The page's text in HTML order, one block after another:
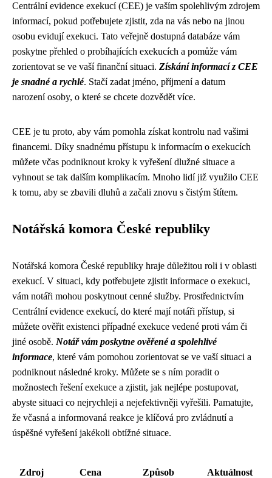
Centrální evidence exekucí (CEE) je vaším spolehlivým zdrojem
informací, pokud potřebujete zjistit, zda na vás nebo na jinou
osobu evidují exekuci. Tato veřejně dostupná databáze vám
poskytne přehled o probíhajících exekucích a pomůže vám
zorientovat se ve vaší finanční situaci. Získání informací z CEE
je snadné a rychlé. Stačí zadat jméno, příjmení a datum
narození osoby, o které se chcete dozvědět více.
CEE je tu proto, aby vám pomohla získat kontrolu nad vašimi
financemi. Díky snadnému přístupu k informacím o exekucích
můžete včas podniknout kroky k vyřešení dlužné situace a
vyhnout se tak dalším komplikacím. Mnoho lidí již využilo CEE
k tomu, aby se zbavili dluhů a začali znovu s čistým štítem.
Notářská komora České republiky
Notářská komora České republiky hraje důležitou roli i v oblasti
exekucí. V situaci, kdy potřebujete zjistit informace o exekuci,
vám notáři mohou poskytnout cenné služby. Prostřednictvím
Centrální evidence exekucí, do které mají notáři přístup, si
můžete ověřit existenci případné exekuce vedené proti vám či
jiné osobě. Notář vám poskytne ověřené a spolehlivé
informace, které vám pomohou zorientovat se ve vaší situaci a
podniknout následné kroky. Můžete se s ním poradit o
možnostech řešení exekuce a zjistit, jak nejlépe postupovat,
abyste situaci co nejrychleji a nejefektivněji vyřešili. Pamatujte,
že včasná a informovaná reakce je klíčová pro zvládnutí a
úspěšné vyřešení jakékoli obtížné situace.
Zdroj Cena
Způsob
Aktuálnost